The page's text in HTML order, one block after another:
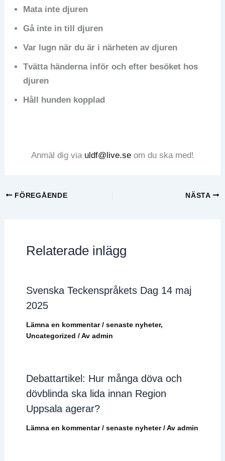
Mata inte djuren
Gå inte in till djuren
Var lugn när du är i närheten av djuren
Tvätta händerna inför och efter besöket hos
djuren
Håll hunden kopplad
Anmäl dig via uldf@live.se om du ska med!
FÖREGÅENDE NÄSTA
Relaterade inlägg
Svenska Teckenspråkets Dag 14 maj
2025
Lämna en kommentar / senaste nyheter,
Uncategorized / Av admin
Debattartikel: Hur många döva och
dövblinda ska lida innan Region
Uppsala agerar?
Lämna en kommentar / senaste nyheter/ Av admin